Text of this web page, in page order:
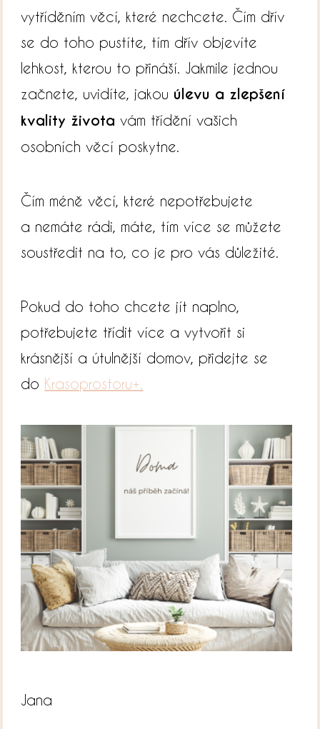
vytříděním věcí, které nechcete. Čím dřív
se do toho pustíte, tím dřív objevíte
lehkost, kterou to přináší. Jakmile jednou
začnete, uvidíte, jakou úlevu a zlepšení
kvality života vám třídění vašich
osobních věcí poskytne.
Čím méně věcí, které nepotřebujete
a nemáte rádi, máte, tím více se můžete
soustředit na to, co je pro vás důležité.
Pokud do toho chcete jít naplno,
potřebujete třídit více a vytvořit si
krásnější a útulnější domov, přidejte se
do Krasoprostoru+.
Jana